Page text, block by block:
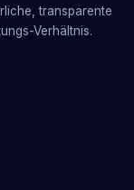
transparente
Verhältnis.